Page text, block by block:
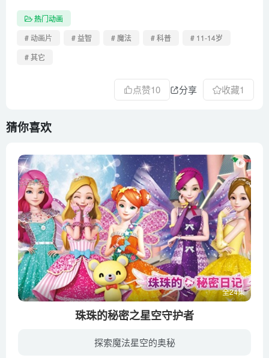
热门动画
# 动画片
# 益智 # 魔法 # 科普
# 11-14岁
# 其它
点赞10 分享 收藏1
猜你喜欢
全24集
珠珠的秘密之星空守护者
探索魔法星空的奥秘